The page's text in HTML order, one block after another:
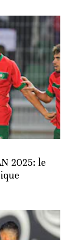
2025: le